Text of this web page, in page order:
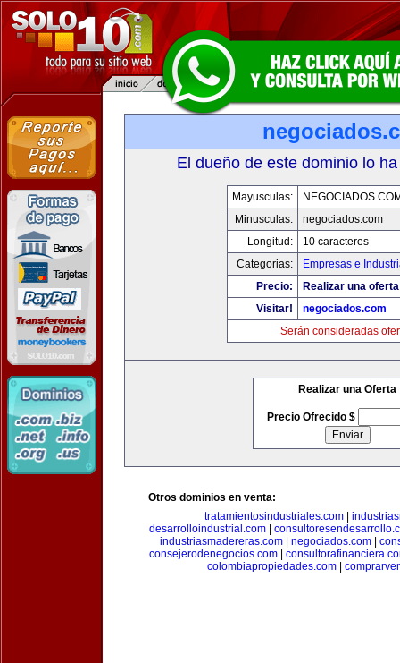
El dueño de este dominio lo
Mayusculas:
Minusculas:
negociados.com
Longitud:
10 caracteres
Categorias:
Empresas e
Precio:
Realizar una
Visitar!
negociados.com
Serán consideradas
Realizar una Oferta
Precio Ofrecido $
Otros dominios en venta:
tratamientosindustriales.com
desarrolloindustrial.com|
industriasmadereras.com
negociados.com
consejerodenegocios.com
colombiapropiedades.com|